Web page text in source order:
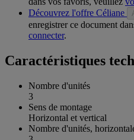
Découvrez l'offre Céliane
enregistrer ce document
connecter.
Caractéristiques
Nombre d'unités
3
Sens de montage
Horizontal et vertical
Nombre d'unités,